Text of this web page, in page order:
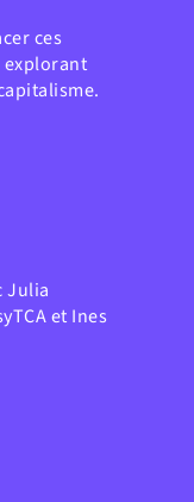
ces
explorant
Julia
et Ines